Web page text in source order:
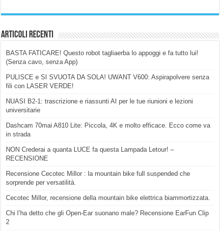
Articoli Recenti
BASTA FATICARE! Questo robot tagliaerba lo appoggi e fa tutto lui!
(Senza cavo, senza App)
PULISCE e SI SVUOTA DA SOLA! UWANT V600: Aspirapolvere senza
fili con LASER VERDE!
NUASI B2-1: trascrizione e riassunti AI per le tue riunioni e lezioni
universitarie
Dashcam 70mai A810 Lite: Piccola, 4K e molto efficace. Ecco come va
in strada
NON Crederai a quanta LUCE fa questa Lampada Letour! –
RECENSIONE
Recensione Cecotec Millor : la mountain bike full suspended che
sorprende per versatilità.
Cecotec Millor, recensione della mountain bike elettrica biammortizzata.
Chi l’ha detto che gli Open-Ear suonano male? Recensione EarFun Clip
2